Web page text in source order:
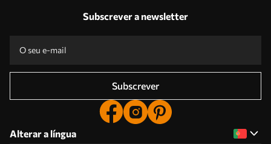
Subscrever a newsletter
Subscrever
Alterar a língua